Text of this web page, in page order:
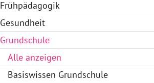
Frühpädagogik
Gesundheit
Grundschule
Alle anzeigen
Basiswissen Grundschule